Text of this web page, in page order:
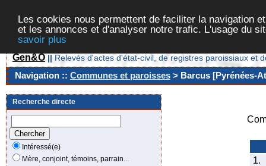
Les cookies nous permettent de faciliter la navigation
et les annonces et d'analyser notre trafic. L'usage du
savoir plus
Gen&O || Relevés d'actes d'état-civil, de registres paroissiaux et
Navigation :: Communes et paroisses > Barcus [Pyrénées-
Recherche directe
Intéressé(e)
Mère, conjoint, témoins, parrain...
1.